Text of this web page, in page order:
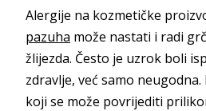
Alergije na kozmetičke
pazuha može nastati i radi
žlijezda. Često je uzrok boli
zdravlje, već samo
koji se može povrijediti